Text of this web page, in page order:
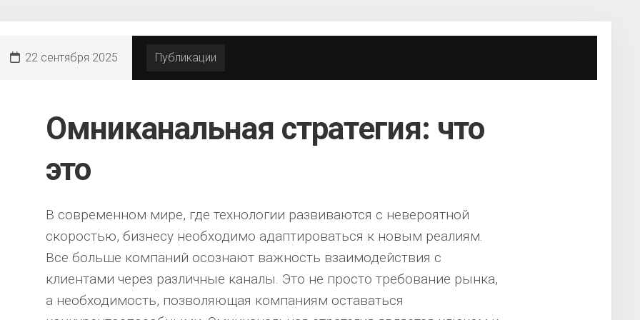
22 сентября 2025 Публикации
Омниканальная стратегия: что
это
В современном мире, где технологии развиваются с невероятной
скоростью, бизнесу необходимо адаптироваться к новым реалиям.
Все больше компаний осознают важность взаимодействия с
клиентами через различные каналы. Это не просто требование рынка,
а необходимость, позволяющая компаниям оставаться